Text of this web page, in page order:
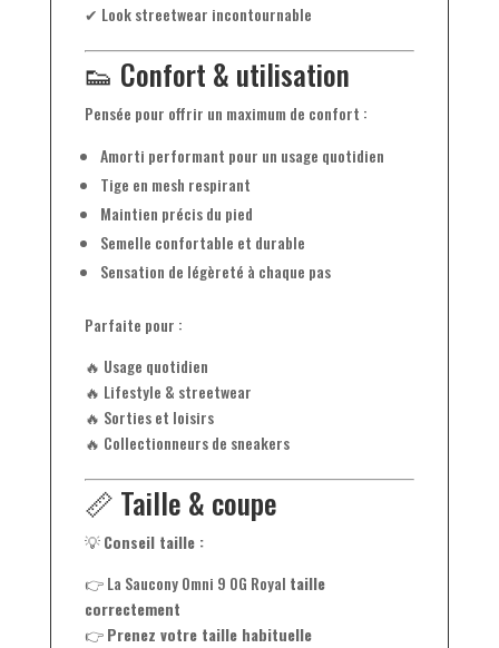
✔ Look streetwear incontournable
👟 Confort & utilisation
Pensée pour offrir un maximum de confort :
Amorti performant pour un usage quotidien
Tige en mesh respirant
Maintien précis du pied
Semelle confortable et durable
Sensation de légèreté à chaque pas
Parfaite pour :
🔥 Usage quotidien
🔥 Lifestyle & streetwear
🔥 Sorties et loisirs
🔥 Collectionneurs de sneakers
📏 Taille & coupe
💡Conseil taille :
👉 La Saucony Omni 9 OG Royal taille
correctement
👉Prenez votre taille habituelle